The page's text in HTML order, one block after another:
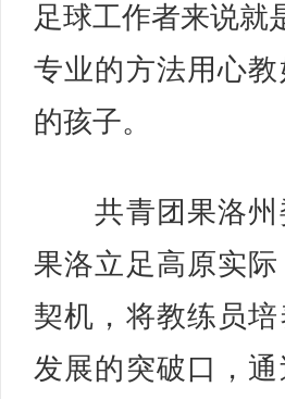
足球工作者来说就
专业的方法用心
的孩子。
共青团果洛州
果洛立足高原实
契机，将教练员
发展的突破口，